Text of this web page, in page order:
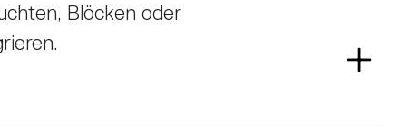
Blöcken oder
Read